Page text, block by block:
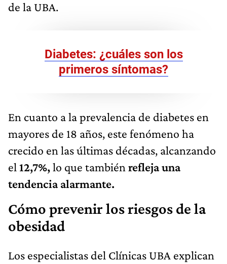
de la UBA.
Diabetes: ¿cuáles son los
primeros síntomas?
En cuanto a la prevalencia de diabetes en
mayores de 18 años, este fenómeno ha
crecido en las últimas décadas, alcanzando
el 12,7%,lo que también refleja una
tendencia alarmante.
Cómo prevenir los riesgos de la
obesidad
Los especialistas del Clínicas UBA explican